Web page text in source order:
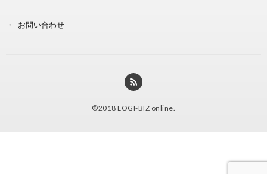
お問い合わせ
©2018 LOGI-BIZ online